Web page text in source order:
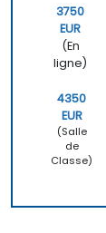
3750
EUR
(En
ligne)
4350
EUR
(Salle
de
Classe)